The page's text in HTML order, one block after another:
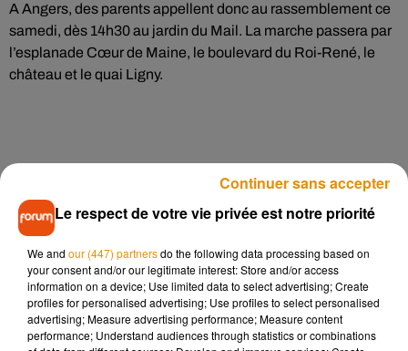
A Angers, des parents appellent donc au rassemblement ce
samedi, dès 14h30 au jardin du Mail. La marche passera par
l’esplanade Cœur de Maine, le boulevard du Roi-René, le
château et le quai Ligny.
Le respect de votre vie privée est notre priorité
We and our (447) partnersdo the following data processing based on
your consent and/or our legitimate interest: Store and/or access
information on a device; Use limited data to select advertising; Create
profiles for personalised advertising; Use profiles to select personalised
advertising; Measure advertising performance; Measure content
performance; Understand audiences through statistics or combinations
Continuer sans accepter